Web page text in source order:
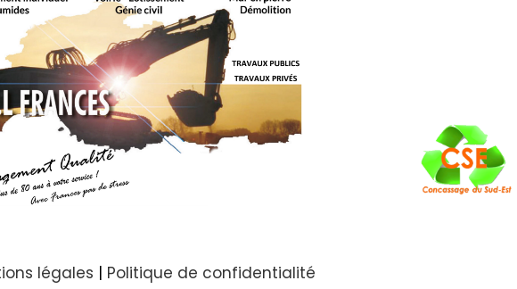
légales | Politique de confidentialité